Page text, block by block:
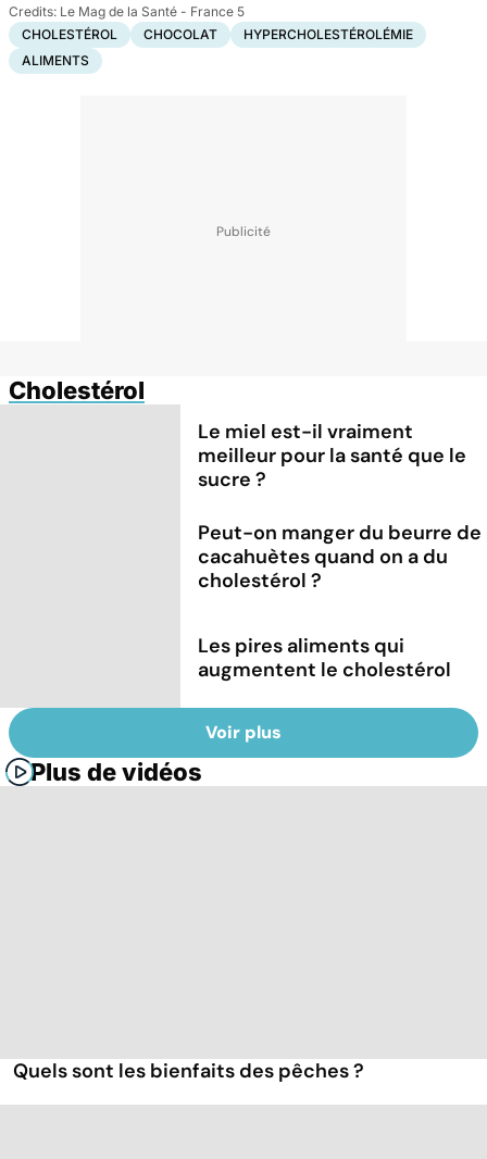
Le Mag de la Santé - France 5
CHOLESTÉROL
CHOCOLAT
HYPERCHOLESTÉROLÉMIE
ALIMENTS
Cholestérol
Le miel est-il vraiment
meilleur pour la santé que le
sucre ?
Peut-on manger du beurre de
cacahuètes quand on a du
cholestérol ?
Les pires aliments qui
augmentent le cholestérol
Voir plus
Plus de vidéos
Quels sont les bienfaits des pêches ?